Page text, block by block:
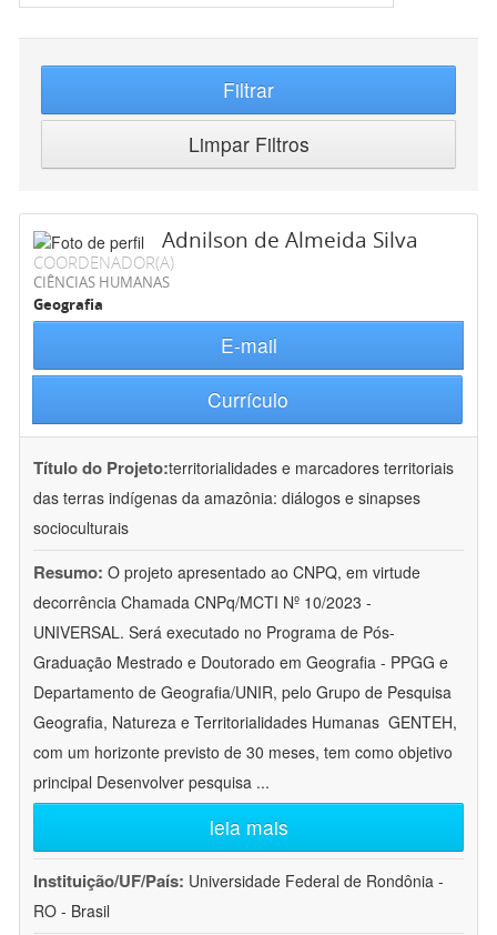
Filtrar
Limpar Filtros
Adnilson de Almeida Silva
COORDENADOR(A)
CIÊNCIAS HUMANAS
Geografia
E-mail
Currículo
Título do Projeto:territorialidades e marcadores territoriais
das terras indígenas da amazônia: diálogos e sinapses
socioculturais
Resumo: O projeto apresentado ao CNPQ, em virtude
decorrência Chamada CNPq/MCTI Nº 10/2023 -
UNIVERSAL. Será executado no Programa de Pós-
Graduação Mestrado e Doutorado em Geografia - PPGG e
Departamento de Geografia/UNIR, pelo Grupo de Pesquisa
Geografia, Natureza e Territorialidades Humanas  GENTEH,
com um horizonte previsto de 30 meses, tem como objetivo
principal Desenvolver pesquisa ...
leia mais
Instituição/UF/País: Universidade Federal de Rondônia -
RO - Brasil